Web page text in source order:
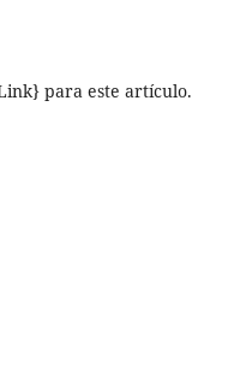
para este artículo.